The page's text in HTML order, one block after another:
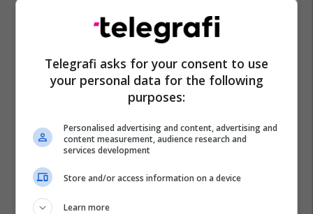
Nlb Bank Nlb Prishtina
Telegrafi asks for your consent to use
your personal data for the following
purposes:
Personalised advertising and content, advertising and
content measurement, audience research and
services development
Store and/or access information on a device
Learn more